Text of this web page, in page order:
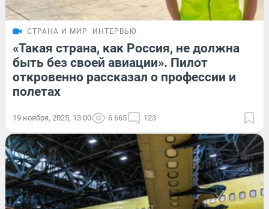
СТРАНА И МИР ИНТЕРВЬЮ
«Такая страна, как Россия, не должна
быть без своей авиации». Пилот
откровенно рассказал о профессии и
полетах
19 ноября, 2025, 13:00 6 665 123